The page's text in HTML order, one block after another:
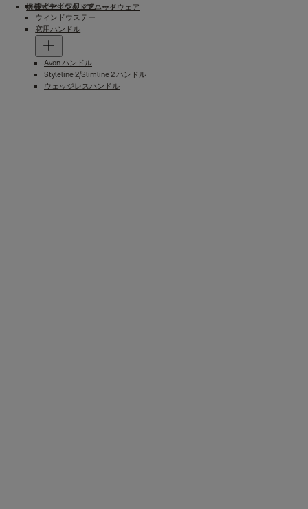
ウィンドウロック
ウィンドウステー
窓用ハンドル
Avon ハンドル
Styleline 2/Slimline 2 ハンドル
ウェッジレスハンドル
スライディングドアハードウェア
機械式デジタルドアロック